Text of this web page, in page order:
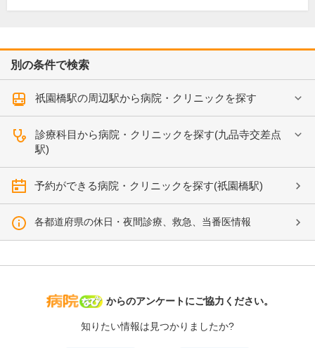
別の条件で検索
祇園橋駅の周辺駅から病院・クリニックを探す
診療科目から病院・クリニックを探す(九品寺交差点
駅)
予約ができる病院・クリニックを探す(祇園橋駅)
各都道府県の休日・夜間診療、救急、当番医情報
病院なび
からのアンケートにご協力ください。
知りたい情報は見つかりましたか?